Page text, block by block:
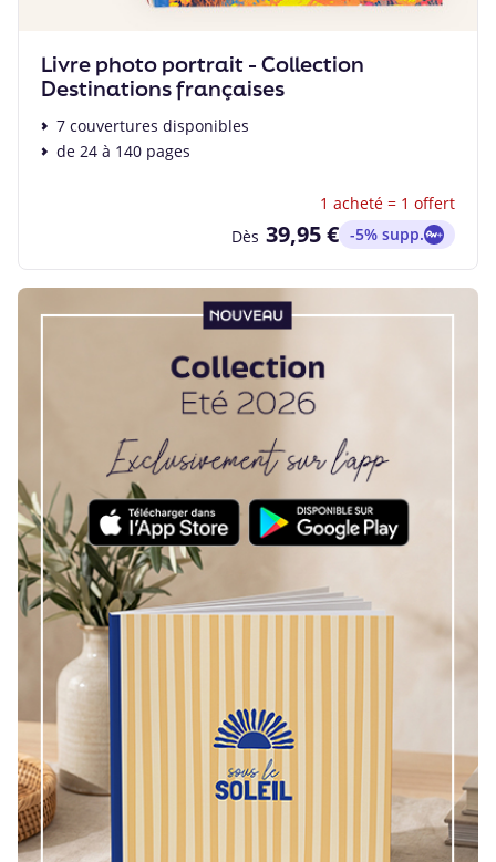
Livre photo portrait - Collection
Destinations françaises
7 couvertures disponibles
de 24 à 140 pages
1 acheté = 1 offert
Dès 39,95 € -5% supp.